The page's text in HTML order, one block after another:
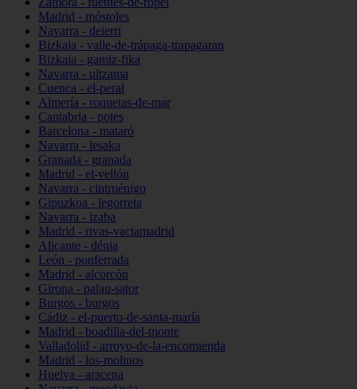
Madrid - móstoles
Navarra - deierri
Bizkaia - valle-de-trápaga-trapagaran
Bizkaia - gamiz-fika
Navarra - ultzama
Cuenca - el-peral
Almería - roquetas-de-mar
Cantabria - potes
Barcelona - mataró
Navarra - lesaka
Granada - granada
Madrid - el-vellón
Navarra - cintruénigo
Gipuzkoa - legorreta
Navarra - izaba
Madrid - rivas-vaciamadrid
Alicante - dénia
León - ponferrada
Madrid - alcorcón
Girona - palau-sator
Burgos - burgos
Cádiz - el-puerto-de-santa-maría
Madrid - boadilla-del-monte
Valladolid - arroyo-de-la-encomienda
Madrid - los-molinos
Huelva - aracena